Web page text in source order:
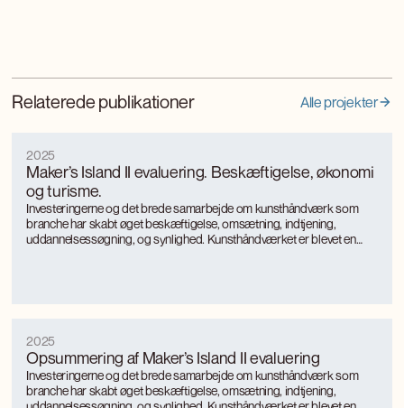
Relaterede publikationer Alle projekter
Maker’s Island II evaluering. Beskæftigelse, økonomi
og turisme.
2025
Investeringerne og det brede samarbejde om kunsthåndværk som
branche har skabt øget beskæftigelse, omsætning, indtjening,
uddannelsessøgning, og synlighed. Kunsthåndværket er blevet en
Opsummering af Maker’s Island II evaluering
2025
Investeringerne og det brede samarbejde om kunsthåndværk som
branche har skabt øget beskæftigelse, omsætning, indtjening,